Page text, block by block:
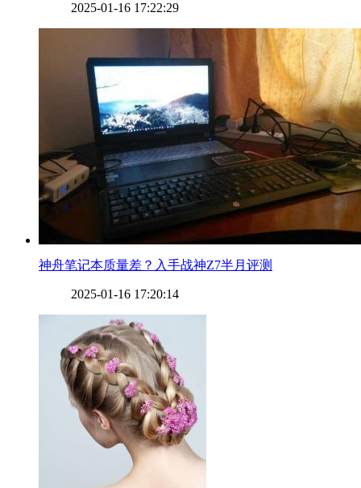
2025-01-16 17:22:29
​神舟笔记本质量差？入手战神Z7半月评测
2025-01-16 17:20:14